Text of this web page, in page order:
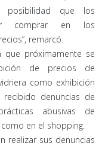
posibilidad que los
comprar en los
remarcó.
que próximamente se
de precios de
como exhibición
denuncias de
abusivas de
en el shopping.
realizar sus denuncias